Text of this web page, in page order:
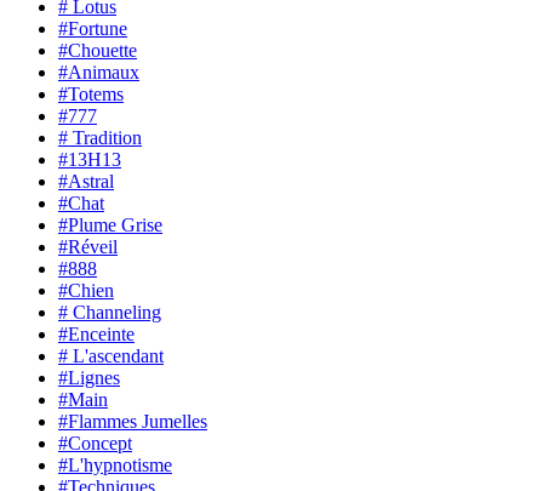
# Lotus
#Fortune
#Chouette
#Animaux
#Totems
#777
# Tradition
#13H13
#Astral
#Chat
#Plume Grise
#Réveil
#888
#Chien
# Channeling
#Enceinte
# L'ascendant
#Lignes
#Main
#Flammes Jumelles
#Concept
#L'hypnotisme
#Techniques